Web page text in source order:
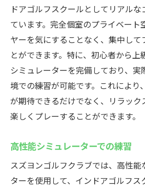
ドアゴルフスクールとしてリアル
ています。完全個室のプライベート
ヤーを気にすることなく、集中して
とができます。特に、初心者から上
シミュレーターを完備しており、実
境での練習が可能です。これにより
が期待できるだけでなく、リラック
楽しくプレーすることができます。
高性能シミュレーターでの練習
スズヨンゴルフクラブでは、高性能
ターを使用して、インドアゴルフス